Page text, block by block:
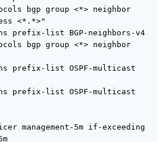
rcvcc: 0 TCP state: 4, snd_una:
snd_wnd: 29440 rcv_nxt:
3950164286, hold timer 0
79818657
393523484